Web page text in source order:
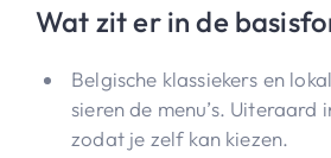
Wat zit er in de
Belgische klassiekers en
sieren de menu’s.
zodat je zelf kan kiezen.